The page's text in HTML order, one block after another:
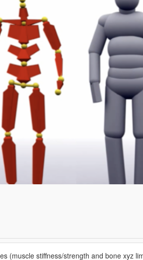
(muscle stiffness/strength and bone xyz